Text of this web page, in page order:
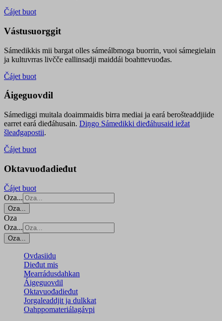
Čájet buot
Vástusuorggit
Sámedikkis mii bargat olles sámeálbmoga buorrin, vuoi sámegielain
ja kultuvrras livčče eallinsadji maiddái boahttevuođas.
Čájet buot
Áigeguovdil
Sámediggi muitala doaimmaidis birra mediai ja eará berošteaddjiide
earret eará dieđáhusain. Diŋgo Sámedikki dieđáhusaid iežat
šleađgapostii.
Čájet buot
Oktavuođadieđut
Čájet buot
Oza...
Oza...
Oza
Oza...
Oza...
Ovdasiidu
Dieđut mis
Mearrádusdahkan
Áigeguovdil
Oktavuođadieđut
Jorgaleaddjit ja dulkkat
Oahppomateriálagávpi